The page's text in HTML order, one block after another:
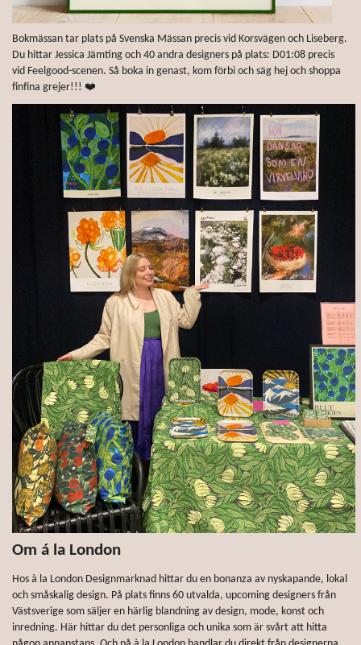
Bokmässan tar plats på Svenska Mässan precis vid Korsvägen och Liseberg.
Du hittar Jessica Jämting och 40 andra designers på plats: D01:08 precis
vid Feelgood-scenen. Så boka in genast, kom förbi och säg hej och shoppa
finfina grejer!!! ❤️
Om á la London
Hos à la London Designmarknad hittar du en bonanza av nyskapande, lokal
och småskalig design. På plats finns 60 utvalda, upcoming designers från
Västsverige som säljer en härlig blandning av design, mode, konst och
inredning. Här hittar du det personliga och unika som är svårt att hitta